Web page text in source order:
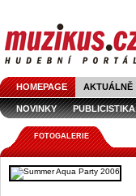
HOMEPAGE AKTUÁLNĚ
NOVINKY PUBLICISTIKA
FOTOGALERIE